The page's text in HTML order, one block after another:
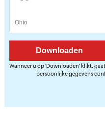
Wanneer u op 'Downloaden' klikt,
persoonlijke gegevens